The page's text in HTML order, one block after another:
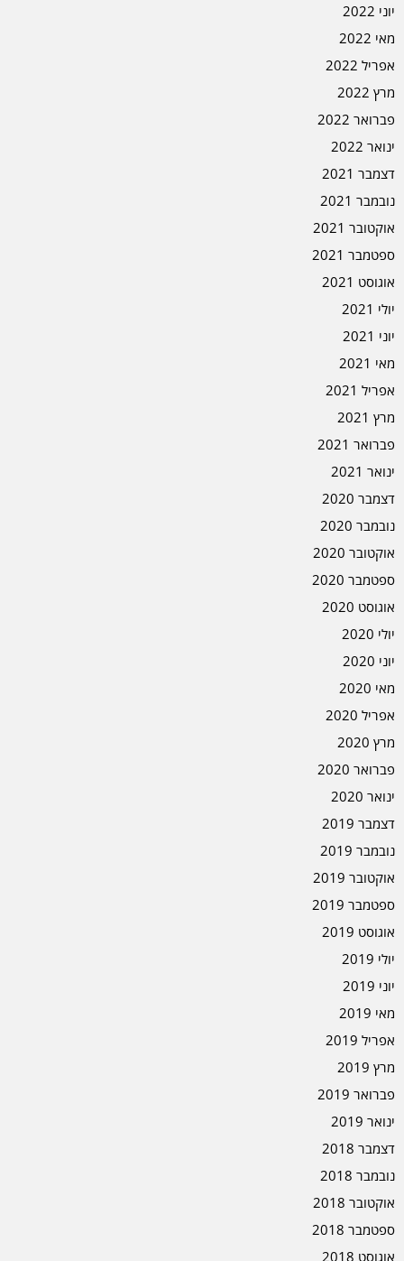
יוני 2022
מאי 2022
אפריל 2022
מרץ 2022
פברואר 2022
ינואר 2022
דצמבר 2021
נובמבר 2021
אוקטובר 2021
ספטמבר 2021
אוגוסט 2021
יולי 2021
יוני 2021
מאי 2021
אפריל 2021
מרץ 2021
פברואר 2021
ינואר 2021
דצמבר 2020
נובמבר 2020
אוקטובר 2020
ספטמבר 2020
אוגוסט 2020
יולי 2020
יוני 2020
מאי 2020
אפריל 2020
מרץ 2020
פברואר 2020
ינואר 2020
דצמבר 2019
נובמבר 2019
אוקטובר 2019
ספטמבר 2019
אוגוסט 2019
יולי 2019
יוני 2019
מאי 2019
אפריל 2019
מרץ 2019
פברואר 2019
ינואר 2019
דצמבר 2018
נובמבר 2018
אוקטובר 2018
ספטמבר 2018
אוגוסט 2018